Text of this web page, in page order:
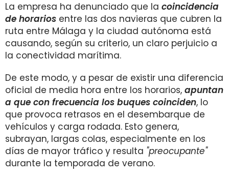
La empresa ha denunciado que la coincidencia
de horarios entre las dos navieras que cubren la
ruta entre Málaga y la ciudad autónoma está
causando, según su criterio, un claro perjuicio a
la conectividad marítima.
De este modo, y a pesar de existir una diferencia
oficial de media hora entre los horarios, apuntan
a que con frecuencia los buques coinciden, lo
que provoca retrasos en el desembarque de
vehículos y carga rodada. Esto genera,
subrayan, largas colas, especialmente en los
días de mayor tráfico y resulta "preocupante"
durante la temporada de verano.